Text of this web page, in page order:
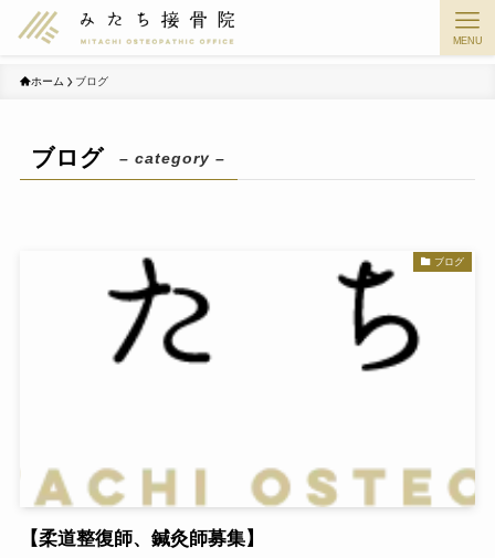
MENU
ホーム ブログ
ブログ – category –
ブログ
【柔道整復師、鍼灸師募集】